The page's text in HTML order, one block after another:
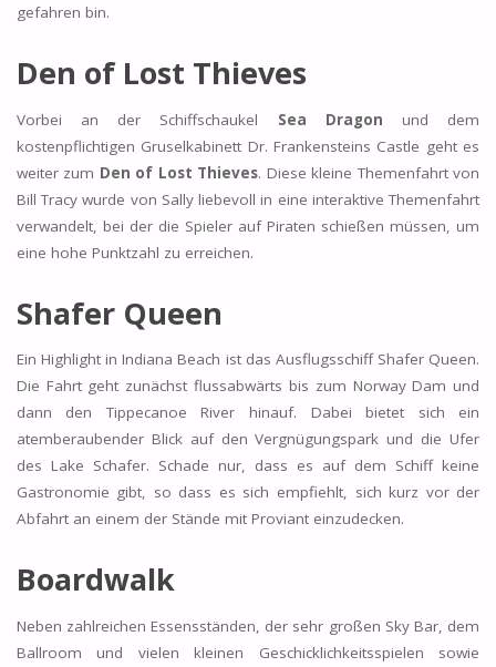
gefahren bin.
Den of Lost Thieves
Vorbei an der Schiffschaukel Sea Dragon und dem
kostenpflichtigen Gruselkabinett Dr. Frankensteins Castle geht es
weiter zum Den of Lost Thieves. Diese kleine Themenfahrt von
Bill Tracy wurde von Sally liebevoll in eine interaktive Themenfahrt
verwandelt, bei der die Spieler auf Piraten schießen müssen, um
eine hohe Punktzahl zu erreichen.
Shafer Queen
Ein Highlight in Indiana Beach ist das Ausflugsschiff Shafer Queen.
Die Fahrt geht zunächst flussabwärts bis zum Norway Dam und
dann den Tippecanoe River hinauf. Dabei bietet sich ein
atemberaubender Blick auf den Vergnügungspark und die Ufer
des Lake Schafer. Schade nur, dass es auf dem Schiff keine
Gastronomie gibt, so dass es sich empfiehlt, sich kurz vor der
Abfahrt an einem der Stände mit Proviant einzudecken.
Boardwalk
Neben zahlreichen Essensständen, der sehr großen Sky Bar, dem
Ballroom und vielen kleinen Geschicklichkeitsspielen sowie